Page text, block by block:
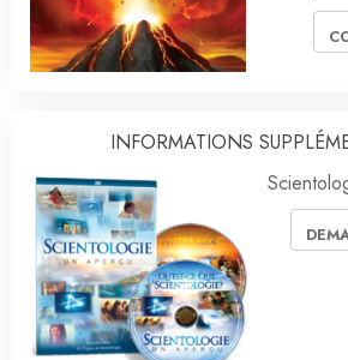
INFORMATIONS